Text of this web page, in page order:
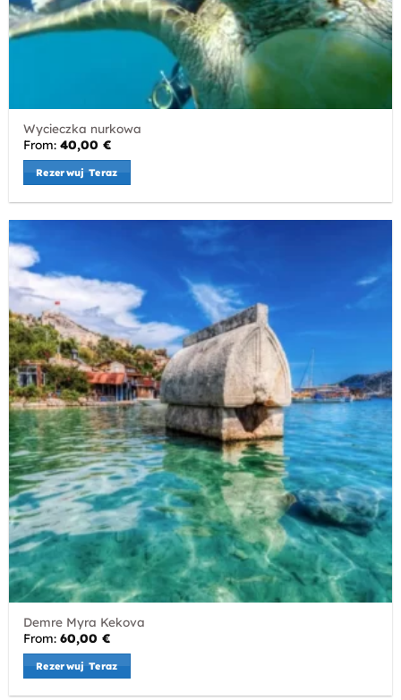
Wycieczka nurkowa
From:40,00€
Rezerwuj Teraz
Demre Myra Kekova
From:60,00€
Rezerwuj Teraz